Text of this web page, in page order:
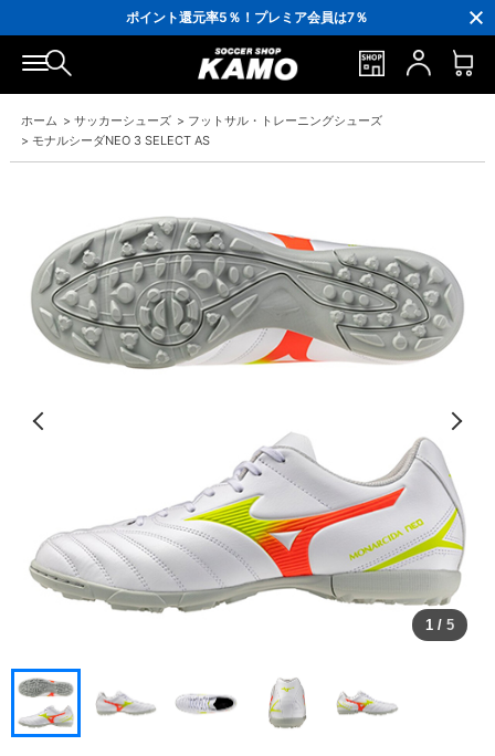
ポイント還元率5％！プレミア会員は7％
会員の方にはお誕生月に「10％OFFクーポン」プレゼント！
16,000円(税込)以上でシューズケースプレゼント！
3,300円(税込)以上で送料無料！
ホーム > サッカーシューズ > フットサル・トレーニングシューズ
> モナルシーダNEO 3 SELECT AS
1 / 5